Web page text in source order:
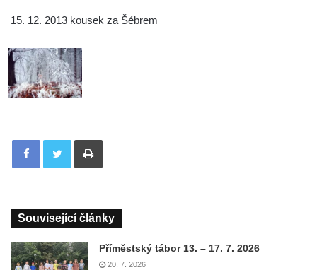
15. 12. 2013 kousek za Šébrem
Tisknout
Související články
Příměstský tábor 13. – 17. 7. 2026
20. 7. 2026